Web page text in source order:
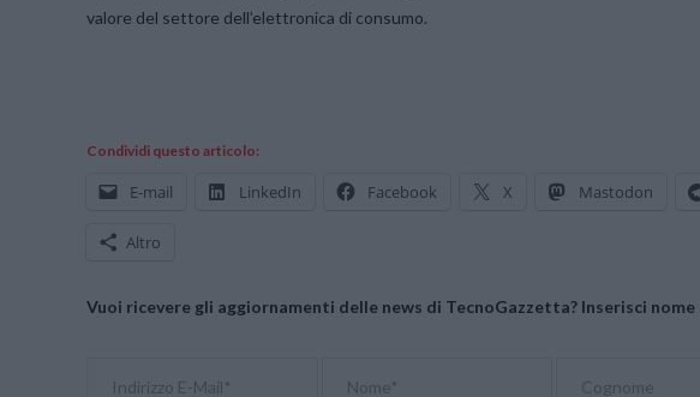
valore del settore dell’elettronica di consumo.
Condividi questo articolo:
E-mail LinkedIn Facebook X Mastodon
Altro
Vuoi ricevere gli aggiornamenti delle news di TecnoGazzetta? Inserisci